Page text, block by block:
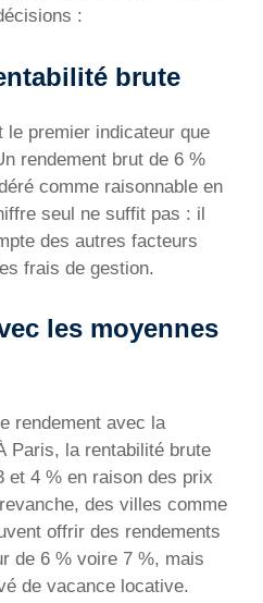
:
brute
le premier indicateur que
rendement brut de 6 %
comme raisonnable en
seul ne suffit pas : il
des autres facteurs
frais de gestion.
les moyennes
rendement avec la
Paris, la rentabilité brute
et 4 % en raison des prix
des villes comme
offrir des rendements
de 6 % voire 7 %, mais
de vacance locative.